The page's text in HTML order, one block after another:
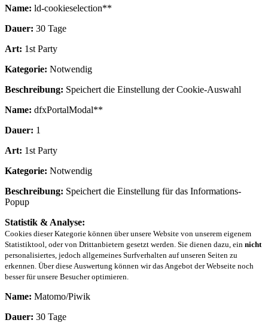
Name: ld-cookieselection**
Dauer: 30 Tage
Art: 1st Party
Kategorie: Notwendig
Beschreibung: Speichert die Einstellung der Cookie-Auswahl
Name: dfxPortalModal**
Dauer: 1
Art: 1st Party
Kategorie: Notwendig
Beschreibung: Speichert die Einstellung für das Informations-
Popup
Statistik & Analyse:
Cookies dieser Kategorie können über unsere Website von unserem eigenem
Statistiktool, oder von Drittanbietern gesetzt werden. Sie dienen dazu, ein nicht
personalisiertes, jedoch allgemeines Surfverhalten auf unseren Seiten zu
erkennen. Über diese Auswertung können wir das Angebot der Webseite noch
besser für unsere Besucher optimieren.
Name: Matomo/Piwik
Dauer: 30 Tage